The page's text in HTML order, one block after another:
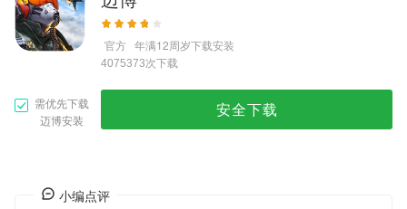
官方 年满12周岁下载安装
4075373次下载
需优先下载
迈博安装
安全下载
小编点评